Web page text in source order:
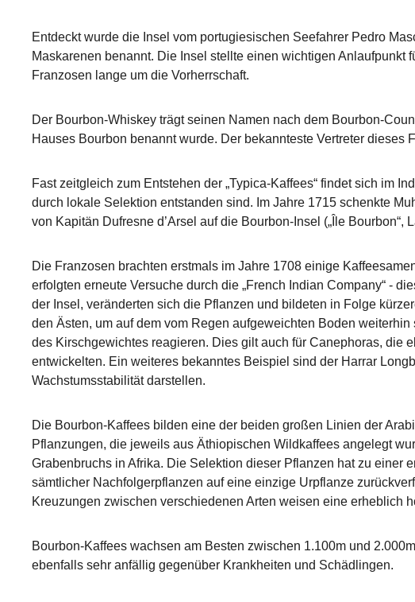
Entdeckt wurde die Insel vom portugiesischen Seefahrer Pedro
Maskarenen benannt. Die Insel stellte einen wichtigen
Franzosen lange um die Vorherrschaft.
Der Bourbon-Whiskey trägt seinen Namen nach dem Bourbon-
Hauses Bourbon benannt wurde. Der bekannteste Vertreter
Fast zeitgleich zum Entstehen der „Typica-Kaffees“ findet sich im
durch lokale Selektion entstanden sind. Im Jahre 1715 schenkte
von Kapitän Dufresne d’Arsel auf die Bourbon-Insel („Île
Die Franzosen brachten erstmals im Jahre 1708 einige
erfolgten erneute Versuche durch die „French Indian Company“ -
der Insel, veränderten sich die Pflanzen und bildeten in Folge
den Ästen, um auf dem vom Regen aufgeweichten Boden
des Kirschgewichtes reagieren. Dies gilt auch für Canephoras, die
entwickelten. Ein weiteres bekanntes Beispiel sind der Harrar
Wachstumsstabilität darstellen.
Die Bourbon-Kaffees bilden eine der beiden großen Linien der
Pflanzungen, die jeweils aus Äthiopischen Wildkaffees angelegt
Grabenbruchs in Afrika. Die Selektion dieser Pflanzen hat zu
sämtlicher Nachfolgerpflanzen auf eine einzige Urpflanze
Kreuzungen zwischen verschiedenen Arten weisen eine erheblich
Bourbon-Kaffees wachsen am Besten zwischen 1.100m und
ebenfalls sehr anfällig gegenüber Krankheiten und Schädlingen.